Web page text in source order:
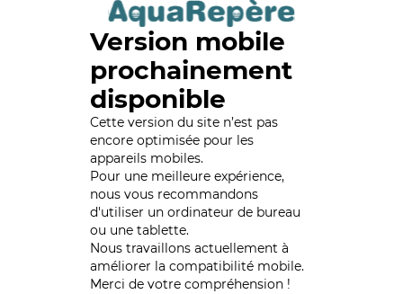
Version mobile
prochainement
disponible
Cette version du site n’est pas
encore optimisée pour les
appareils mobiles.
Pour une meilleure expérience,
nous vous recommandons
d'utiliser un ordinateur de bureau
ou une tablette.
Nous travaillons actuellement à
améliorer la compatibilité mobile.
Merci de votre compréhension !